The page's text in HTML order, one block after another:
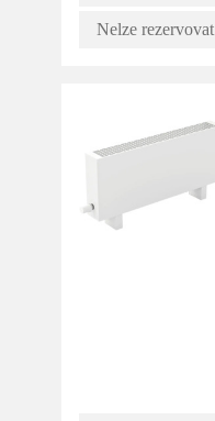
Nelze rezervovat